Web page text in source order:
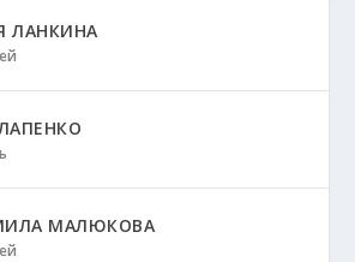
ЛАНКИНА
МАЛЮКОВА